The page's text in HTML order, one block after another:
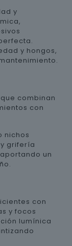
y
y hongos,
combinan
con
nichos
grifería
un
con
y focos
lumínica